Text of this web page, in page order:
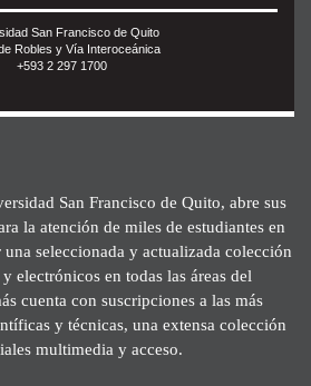
San Francisco de Quito
Robles y Vía Interoceánica
+593 2 297 1700
San Francisco de Quito, abre sus
la atención de miles de estudiantes en
seleccionada y actualizada colección
electrónicos en todas las áreas del
cuenta con suscripciones a las más
y técnicas, una extensa colección
multimedia y acceso.